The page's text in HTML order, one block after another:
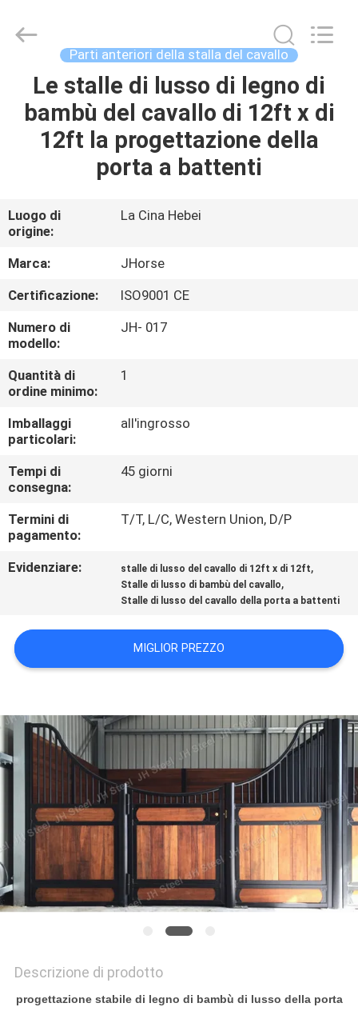
CASA
PRODOTTI
NOI
GIRO
DELLA
FABBRICA
CONTROLLO
DI
QUALITÀ
CONTATTICI
RICHIEDA
MAPPA
DEL
NORME
SULLA
PRIVACY
metal
products
Reserved.
Parti anteriori della stalla del cavallo
Le stalle di lusso di legno di
bambù del cavallo di 12ft x di
12ft la progettazione della
porta a battenti
Luogo di
origine:
La Cina Hebei
Marca:
JHorse
Certificazione:
ISO9001 CE
Numero di
modello:
JH- 017
Quantità di
ordine minimo:
1
Imballaggi
particolari:
all'ingrosso
Tempi di
consegna:
45 giorni
Termini di
pagamento:
T/T, L/C, Western Union, D/P
Evidenziare: stalle di lusso del cavallo di 12ft x di 12ft,
Stalle di lusso di bambù del cavallo,
Stalle di lusso del cavallo della porta a battenti
MIGLIOR PREZZO
Descrizione di prodotto
progettazione stabile di legno di bambù di lusso della porta